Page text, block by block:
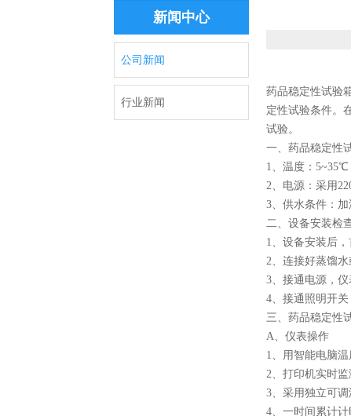
新闻中心
公司新闻
行业新闻
药品稳定性试验
定性试验条件。
试验。
一、药品稳定性
1、温度：5~35℃
2、电源：采用
3、供水条件：
二、设备安装检
1、设备安装后
2、连接好蒸馏水
3、接通电源，仪
4、接通照明开关
三、药品稳定性
A、仪表操作
1、用智能电脑
2、打印机实时
3、采用独立可调
4、一时间累计计